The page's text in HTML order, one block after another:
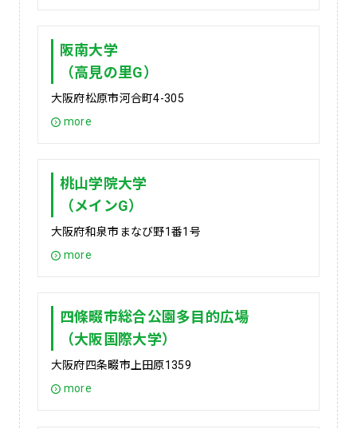
阪南大学
（高見の里G）
大阪府松原市河合町4-305
more
桃山学院大学
（メインG）
大阪府和泉市まなび野1番1号
more
四條畷市総合公園多目的広場
（大阪国際大学）
大阪府四条畷市上田原1359
more